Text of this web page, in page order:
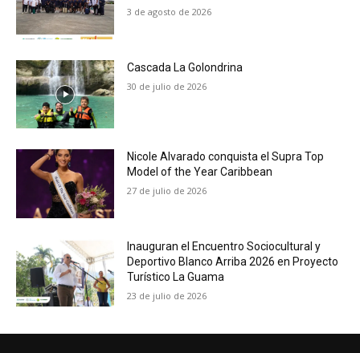
3 de agosto de 2026
Cascada La Golondrina
30 de julio de 2026
Nicole Alvarado conquista el Supra Top
Model of the Year Caribbean
27 de julio de 2026
Inauguran el Encuentro Sociocultural y
Deportivo Blanco Arriba 2026 en Proyecto
Turístico La Guama
23 de julio de 2026